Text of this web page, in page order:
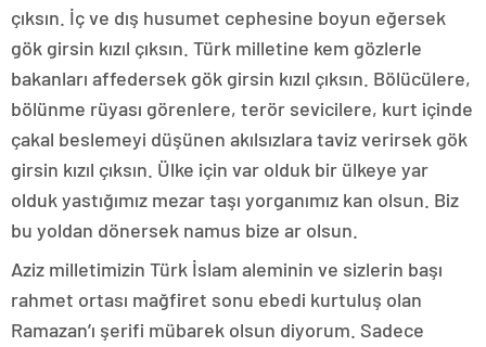
çıksın. İç ve dış husumet cephesine boyun eğersek
gök girsin kızıl çıksın. Türk milletine kem gözlerle
bakanları affedersek gök girsin kızıl çıksın. Bölücülere,
bölünme rüyası görenlere, terör sevicilere, kurt içinde
çakal beslemeyi düşünen akılsızlara taviz verirsek gök
girsin kızıl çıksın. Ülke için var olduk bir ülkeye yar
olduk yastığımız mezar taşı yorganımız kan olsun. Biz
bu yoldan dönersek namus bize ar olsun.
Aziz milletimizin Türk İslam aleminin ve sizlerin başı
rahmet ortası mağfiret sonu ebedi kurtuluş olan
Ramazan’ı şerifi mübarek olsun diyorum. Sadece